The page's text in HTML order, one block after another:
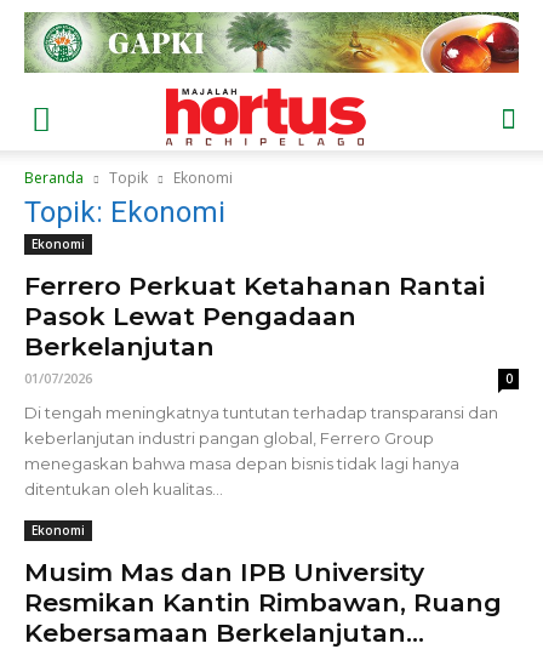
Beranda Topik Ekonomi
Topik: Ekonomi
Ekonomi
Ferrero Perkuat Ketahanan Rantai
Pasok Lewat Pengadaan
Berkelanjutan
01/07/2026 0
Di tengah meningkatnya tuntutan terhadap transparansi dan
keberlanjutan industri pangan global, Ferrero Group
menegaskan bahwa masa depan bisnis tidak lagi hanya
ditentukan oleh kualitas...
Ekonomi
Musim Mas dan IPB University
Resmikan Kantin Rimbawan, Ruang
Kebersamaan Berkelanjutan...